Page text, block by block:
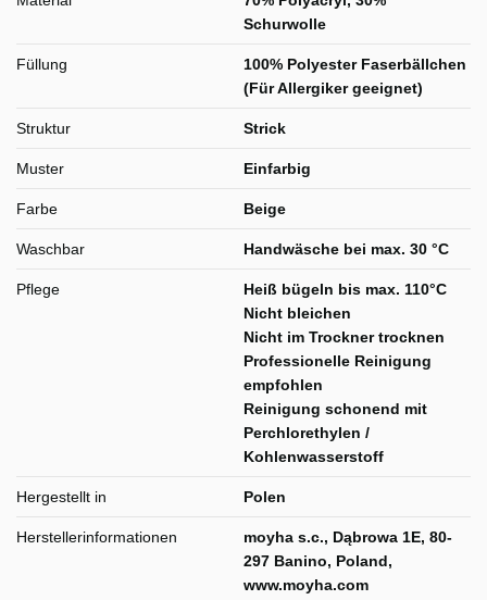
Schurwolle
Füllung
100% Polyester Faserbällchen
(Für Allergiker geeignet)
Struktur Strick
Muster Einfarbig
Farbe Beige
Waschbar Handwäsche bei max. 30 °C
Pflege
Heiß bügeln bis max. 110°C
Nicht bleichen
Nicht im Trockner trocknen
Professionelle Reinigung
empfohlen
Reinigung schonend mit
Perchlorethylen /
Kohlenwasserstoff
Hergestellt in Polen
Herstellerinformationen
moyha s.c., Dąbrowa 1E, 80-
297 Banino, Poland,
www.moyha.com